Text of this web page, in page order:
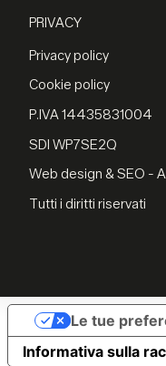
PRIVACY
Privacy policy
Cookie policy
P.IVA 14435831004
SDI WP7SE2Q
Web design & SEO -
Tutti i diritti riservati
Informativa sulla
Le tue